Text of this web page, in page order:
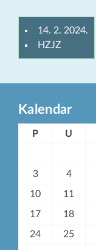
14. 2. 2024.
HZJZ
Kalendar
P U
3 4
10 11
17 18
24 25